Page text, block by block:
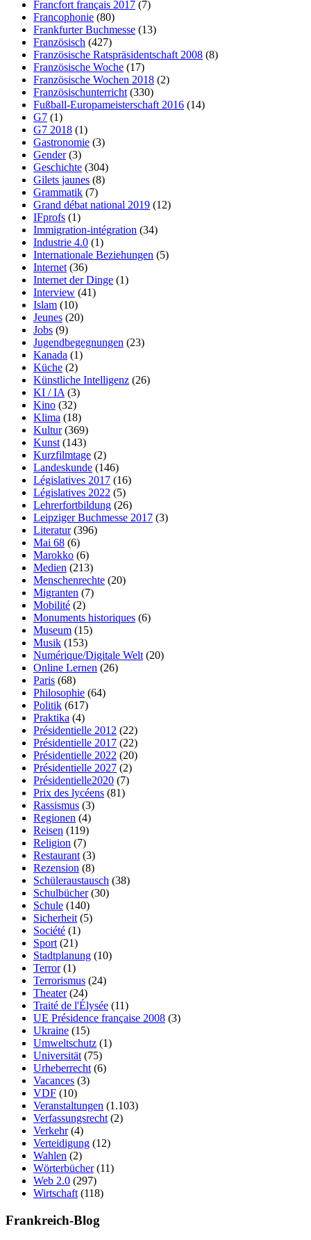
Francfort français 2017 (7)
Francophonie (80)
Frankfurter Buchmesse (13)
Französisch (427)
Französische Ratspräsidentschaft 2008 (8)
Französische Woche (17)
Französische Wochen 2018 (2)
Französischunterricht (330)
Fußball-Europameisterschaft 2016 (14)
G7 (1)
G7 2018 (1)
Gastronomie (3)
Gender(3)
Geschichte (304)
Gilets jaunes (8)
Grammatik (7)
Grand débat national 2019 (12)
IFprofs (1)
Immigration-intégration (34)
Industrie 4.0 (1)
Internationale Beziehungen (5)
Internet (36)
Internet der Dinge (1)
Interview (41)
Islam (10)
Jeunes (20)
Jobs (9)
Jugendbegegnungen (23)
Kanada (1)
Küche (2)
Künstliche Intelligenz (26)
KI / IA (3)
Kino (32)
Klima (18)
Kultur(369)
Kunst (143)
Kurzfilmtage (2)
Landeskunde (146)
Législatives 2017 (16)
Législatives 2022 (5)
Lehrerfortbildung (26)
Leipziger Buchmesse 2017 (3)
Literatur(396)
Mai 68 (6)
Marokko (6)
Medien (213)
Menschenrechte (20)
Migranten (7)
Mobilité (2)
Monuments historiques (6)
Museum (15)
Musik (153)
Numérique/Digitale Welt (20)
Online Lernen (26)
Paris (68)
Philosophie (64)
Politik (617)
Praktika (4)
Présidentielle 2012 (22)
Présidentielle 2017 (22)
Présidentielle 2022 (20)
Présidentielle 2027 (2)
Présidentielle2020 (7)
Prix des lycéens (81)
Rassismus (3)
Regionen (4)
Reisen (119)
Religion (7)
Restaurant (3)
Rezension (8)
Schüleraustausch (38)
Schulbücher(30)
Schule (140)
Sicherheit (5)
Société (1)
Sport (21)
Stadtplanung (10)
Terror(1)
Terrorismus (24)
Theater(24)
Traité de l'Élysée (11)
UE Présidence française 2008 (3)
Ukraine (15)
Umweltschutz (1)
Universität (75)
Urheberrecht (6)
Vacances (3)
VDF (10)
Veranstaltungen (1.103)
Verfassungsrecht (2)
Verkehr(4)
Verteidigung (12)
Wahlen (2)
Wörterbücher(11)
Web 2.0 (297)
Wirtschaft (118)
Frankreich-Blog